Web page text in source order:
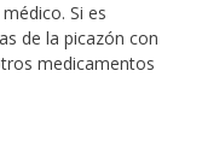
Si es
de la picazón con
medicamentos